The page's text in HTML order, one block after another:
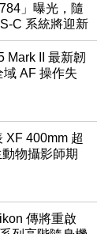
」曝光，隨
C 系統將迎新
Mark II 最新韌
域 AF 操作失
XF 400mm 超
物攝影師期
傳將重啟